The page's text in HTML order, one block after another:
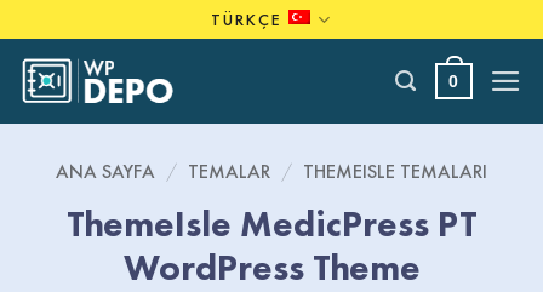
to
content
TÜRKÇE
0
ANA SAYFA / TEMALAR / THEMEISLE TEMALARI
ThemeIsle MedicPress PT
WordPress Theme